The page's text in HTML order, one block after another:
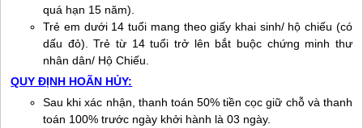
quá hạn 15 năm).
Trẻ em dưới 14 tuổi mang theo giấy khai sinh/ hộ chiếu (có
dấu đỏ). Trẻ từ 14 tuổi trở lên bắt buộc chứng minh thư
nhân dân/ Hộ Chiếu.
QUY ĐỊNH HOÃN HỦY:
Sau khi xác nhận, thanh toán 50% tiền cọc giữ chỗ và thanh
toán 100% trước ngày khởi hành là 03 ngày.